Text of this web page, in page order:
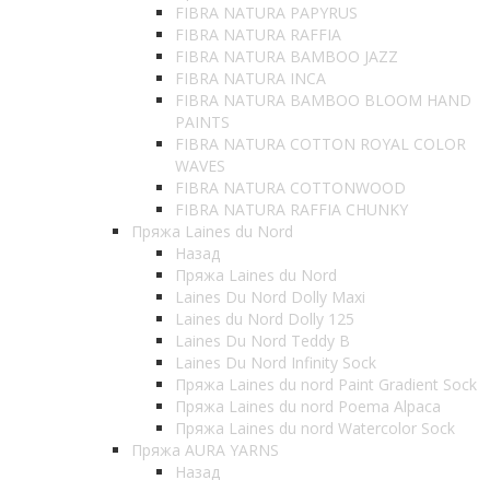
FIBRA NATURA PAPYRUS
FIBRA NATURA RAFFIA
FIBRA NATURA BAMBOO JAZZ
FIBRA NATURA INCA
FIBRA NATURA BAMBOO BLOOM HAND
PAINTS
FIBRA NATURA COTTON ROYAL COLOR
WAVES
FIBRA NATURA COTTONWOOD
FIBRA NATURA RAFFIA CHUNKY
Пряжа Laines du Nord
Назад
Пряжа Laines du Nord
Laines Du Nord Dolly Maxi
Laines du Nord Dolly 125
Laines Du Nord Teddy B
Laines Du Nord Infinity Sock
Пряжа Laines du nord Paint Gradient Sock
Пряжа Laines du nord Poema Alpaca
Пряжа Laines du nord Watercolor Sock
Пряжа AURA YARNS
Назад